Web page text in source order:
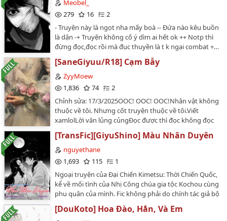
⚠️Waring: OOC⚠️Ai không thích vui lòng click backEdit
năm trước. Văn chương tui lúc này ko được ổn lắm,
ngữ pháp rồi dấu câu đánh sai tùm lum. Tui chưa có
thời gian sửa, nhưng rất cảm kích các bạn đọc iu đã
ghé vào bình chọn và ủng hộ truyện 🥺 Khi nào có thời
gian tui sẽ edit lại truyện ạ. Cảm ơn sự ủng hộ của mọi
người!!…
Meobel_
279
16
2
- Truyện này là ngọt nha mấy boà -- Đứa nào kêu buồn
là dận -+ Truyện không cố ý dìm ai hết ok ++ Notp thì
đừng đọc,đọc rồi mà đục thuyền là t k ngại combat +…
[SaneGiyuu/R18] Cạm Bẫy
ZyyMoew
1,836
74
2
Chỉnh sửa: 17/3/2025OOC! OOC! OOC!Nhân vật không
thuộc về tôi. Nhưng cốt truyện thuộc về tôi.Viết
xamlolLời văn lủng củngĐọc được thì đọc không đọc
[TransFic][GiyuShino] Màu Nhân Duyên
nguyethane
1,693
115
1
Ngoại truyện của Đại Chiến Kimetsu: Thời Chiến Quốc,
kể về mối tình của Nhị Công chúa gia tộc Kochou cùng
phu quân của mình. Fic không phải do chính tác giả bộ
doujinshi viết, nhưng được chính artist vẽ minh họa
đó. Ai chưa đọc chính truyện có thể qua FB Nguyệt Hạ
[DouKoto] Hoa Đào, Hắn, Và Em